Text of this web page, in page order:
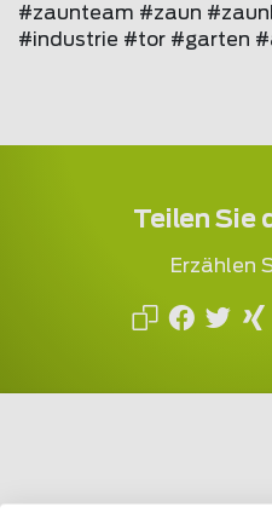
#zaunteam #zaun
#industrie #tor #garten
Teilen Sie
Erzählen